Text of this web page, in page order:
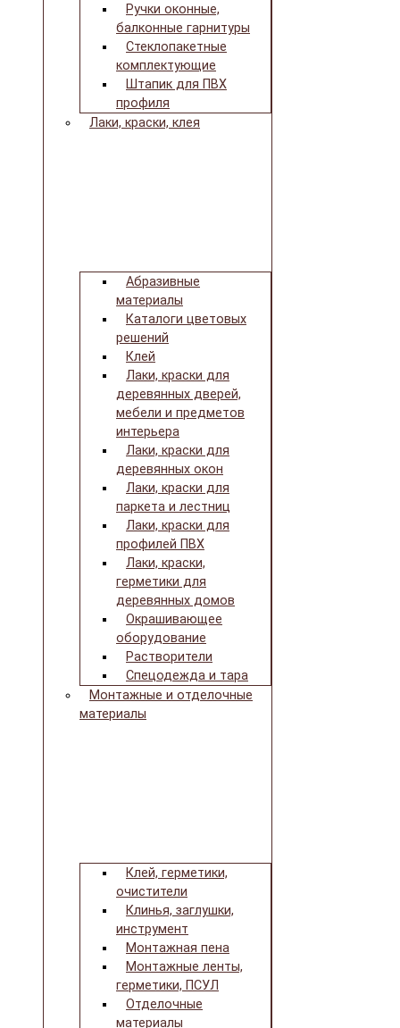
Ручки оконные,
балконные гарнитуры
Стеклопакетные
комплектующие
Штапик для ПВХ
профиля
Лаки, краски, клея
Абразивные
материалы
Каталоги цветовых
решений
Клей
Лаки, краски для
деревянных дверей,
мебели и предметов
интерьера
Лаки, краски для
деревянных окон
Лаки, краски для
паркета и лестниц
Лаки, краски для
профилей ПВХ
Лаки, краски,
герметики для
деревянных домов
Окрашивающее
оборудование
Растворители
Спецодежда и тара
Монтажные и отделочные
материалы
Клей, герметики,
очистители
Клинья, заглушки,
инструмент
Монтажная пена
Монтажные ленты,
герметики, ПСУЛ
Отделочные
материалы